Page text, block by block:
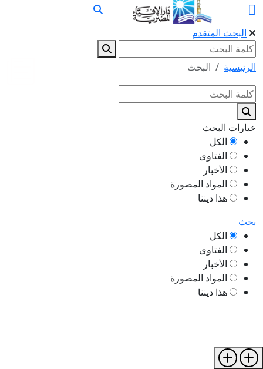
البحث المتقدم
الرئيسية البحث
خيارات البحث
الكل
الفتاوى
الأخبار
المواد المصورة
هذا ديننا
بحث
الكل
الفتاوى
الأخبار
المواد المصورة
هذا ديننا